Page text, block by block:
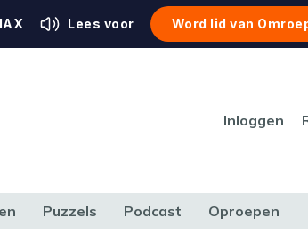
Lees voor Word lid van
Inloggen
Puzzels Podcast Oproepen